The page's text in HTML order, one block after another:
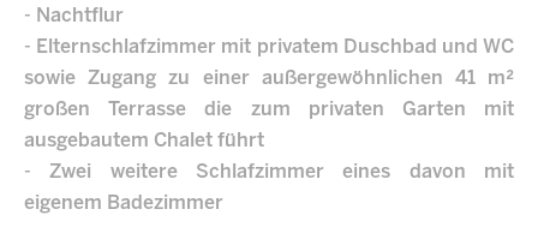
- Nachtflur
- Elternschlafzimmer mit privatem Duschbad und WC
sowie Zugang zu einer außergewöhnlichen 41 m²
großen Terrasse die zum privaten Garten mit
ausgebautem Chalet führt
- Zwei weitere Schlafzimmer eines davon mit
eigenem Badezimmer